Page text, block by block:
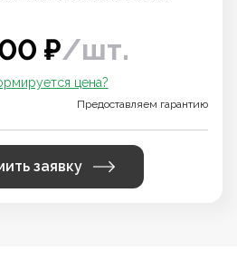
₽/шт.
цена?
Предоставляем гарантию
заявку